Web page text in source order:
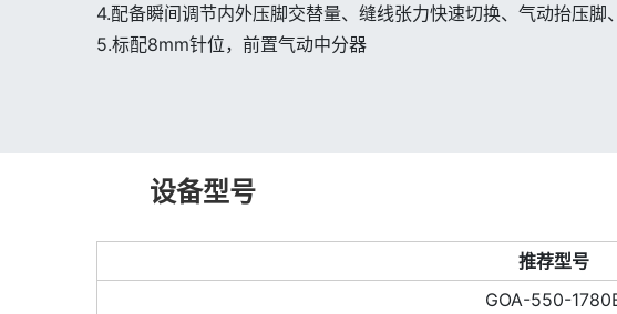
4.配备瞬间调节内外压脚交替量、缝线张力快速切换、气动抬压
5.标配8mm针位，前置气动中分器
设备型号
推荐型号
GOA-550-